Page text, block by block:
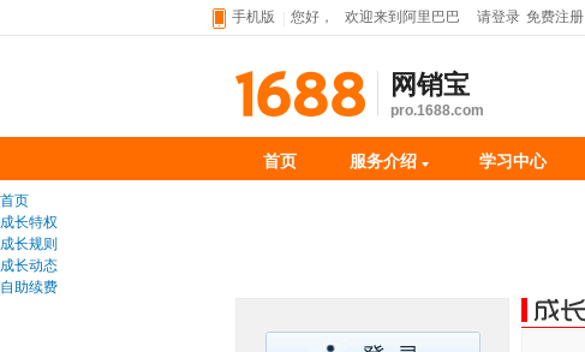
手机版 您好， 欢迎来到阿里巴巴 请登录 免费注册
网销宝
pro.1688.com
首页 服务介绍 学习中心
首页
成长特权
成长规则
成长动态
自助续费